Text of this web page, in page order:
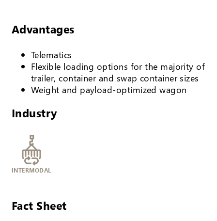
Advantages
Telematics
Flexible loading options for the majority of
trailer, container and swap container sizes
Weight and payload-optimized wagon
Industry
INTERMODAL
Fact Sheet